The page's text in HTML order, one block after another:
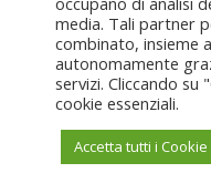
Copyright Lucca Intec ©
Intec s.r.l.uc/o CCIAA
media. Tali partner
combinato, insieme
autonomamente
servizi. Cliccando su
cookie essenziali.
Accetta tutti i Cookie